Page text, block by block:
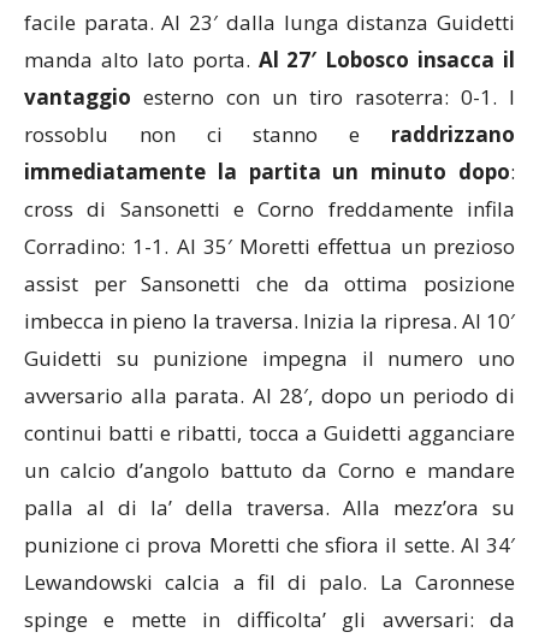
facile parata. Al 23′ dalla lunga distanza Guidetti
manda alto lato porta. Al 27′ Lobosco insacca il
vantaggio esterno con un tiro rasoterra: 0-1. I
rossoblu non ci stanno e raddrizzano
immediatamente la partita un minuto dopo:
cross di Sansonetti e Corno freddamente infila
Corradino: 1-1. Al 35′ Moretti effettua un prezioso
assist per Sansonetti che da ottima posizione
imbecca in pieno la traversa. Inizia la ripresa. Al 10′
Guidetti su punizione impegna il numero uno
avversario alla parata. Al 28′, dopo un periodo di
continui batti e ribatti, tocca a Guidetti agganciare
un calcio d’angolo battuto da Corno e mandare
palla al di la’ della traversa. Alla mezz’ora su
punizione ci prova Moretti che sfiora il sette. Al 34′
Lewandowski calcia a fil di palo. La Caronnese
spinge e mette in difficolta’ gli avversari: da